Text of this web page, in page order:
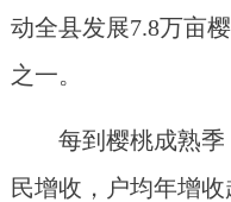
动全县发展7.8万亩
之一。
每到樱桃成熟
民增收，户均年增